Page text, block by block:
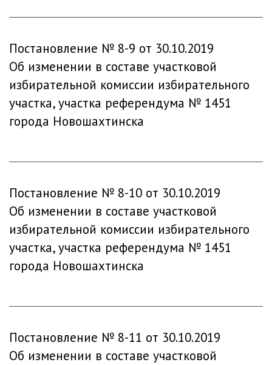
Постановление № 8-9 от 30.10.2019
Об изменении в составе участковой
избирательной комиссии избирательного
участка, участка референдума № 1451
города Новошахтинска
Постановление № 8-10 от 30.10.2019
Об изменении в составе участковой
избирательной комиссии избирательного
участка, участка референдума № 1451
города Новошахтинска
Постановление № 8-11 от 30.10.2019
Об изменении в составе участковой